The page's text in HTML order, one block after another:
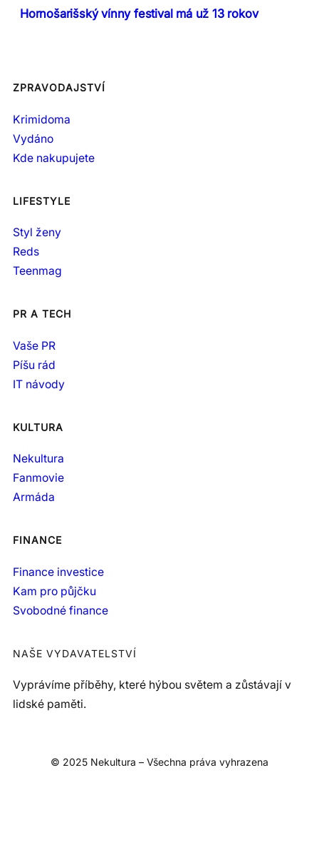
Hornošarišský vínny festival má už 13 rokov
ZPRAVODAJSTVÍ
Krimidoma
Vydáno
Kde nakupujete
LIFESTYLE
Styl ženy
Reds
Teenmag
PR A TECH
Vaše PR
Píšu rád
IT návody
KULTURA
Nekultura
Fanmovie
Armáda
FINANCE
Finance investice
Kam pro půjčku
Svobodné finance
NAŠE VYDAVATELSTVÍ
Vyprávíme příběhy, které hýbou světem a zůstávají v
lidské paměti.
© 2025 Nekultura – Všechna práva vyhrazena